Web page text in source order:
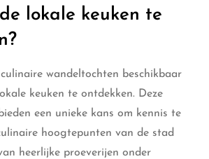
lokale keuken te
culinaire wandeltochten beschikbaar
keuken te ontdekken. Deze
een unieke kans om kennis te
hoogtepunten van de stad
heerlijke proeverijen onder